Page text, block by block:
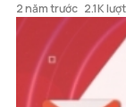
2 năm trước 2.1K